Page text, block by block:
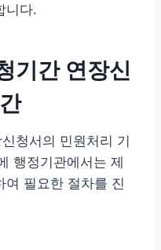
니다.
기간 연장신
청서의 민원처리 기
행정기관에서는 제
여 필요한 절차를 진